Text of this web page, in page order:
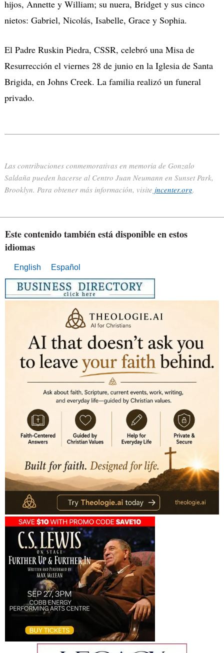
hijos, Annette y William; su nuera, Bridget y sus cinco
nietos: Gabriel, Nicolás, Isabelle, Grace y Sophia.
El Padre Ruskin Piedra, CSSR, celebró una Misa de
Resurrección el viernes 28 de junio en la Iglesia de Santa
Brigida, en Johns Creek. La familia realizó un funeral
privado.
Las contribuciones conmemorativas en memoria de Gonzalo
Saldaña pueden hacerse al Centro Juan Neumann en Sunset Park,
Brooklyn. Para obtener más información, visite jncenter.org.
Este contenido también está disponible en estos
idiomas
English Español